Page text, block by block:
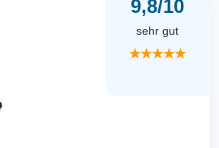
9,8/10
sehr gut
★★★★★